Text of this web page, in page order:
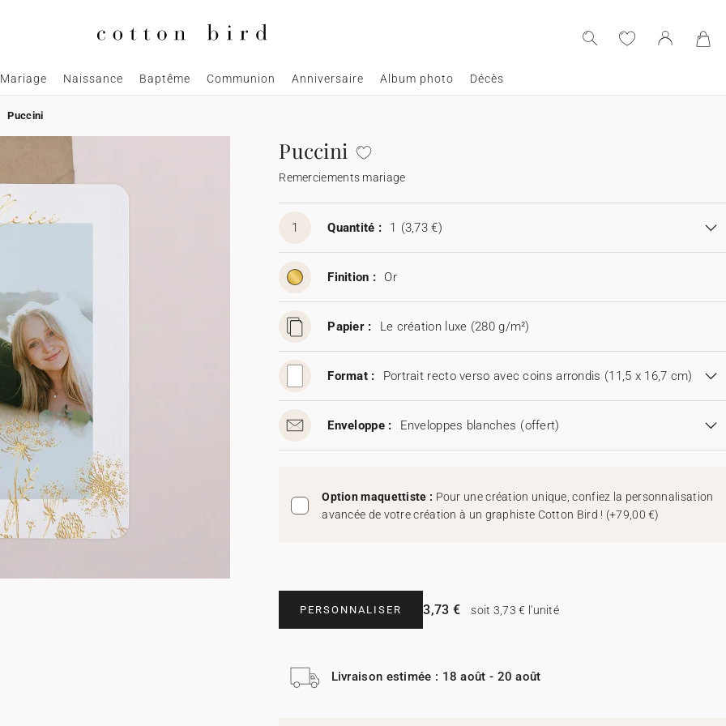
Mariage Naissance Baptême Communion Anniversaire Album photo Décès
Puccini
Puccini
Remerciements mariage
1 Quantité : 1 (3,73 €)
Finition : Or
Papier : Le création luxe (280 g/m²)
Format : Portrait recto verso avec coins arrondis (11,5 x 16,7 cm)
Enveloppe : Enveloppes blanches (offert)
Option maquettiste : Pour une création unique, confiez la personnalisation
avancée de votre création à un graphiste Cotton Bird ! (+79,00 €)
PERSONNALISER 3,73 € soit 3,73 € l'unité
Livraison estimée : 18 août - 20 août